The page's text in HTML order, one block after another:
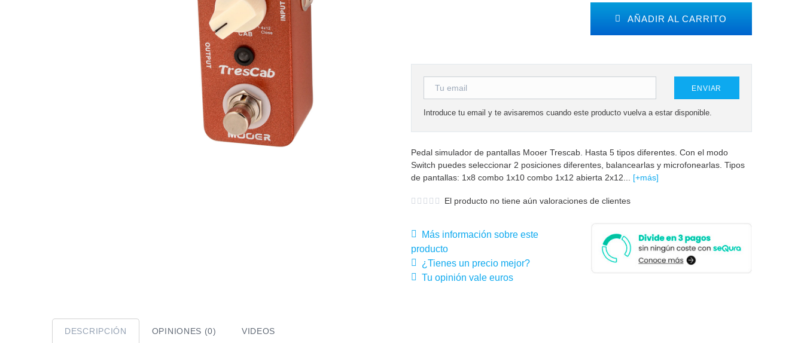
AÑADIR AL CARRITO
ENVIAR
Introduce tu email y te avisaremos cuando este producto vuelva a estar disponible.
Pedal simulador de pantallas Mooer Trescab. Hasta 5 tipos diferentes. Con el modo
Switch puedes seleccionar 2 posiciones diferentes, balancearlas y microfonearlas. Tipos
de pantallas: 1x8 combo 1x10 combo 1x12 abierta 2x12... [+más]
El producto no tiene aún valoraciones de clientes
Más información sobre este
producto
¿Tienes un precio mejor?
Tu opinión vale euros
DESCRIPCIÓN OPINIONES (0) VIDEOS